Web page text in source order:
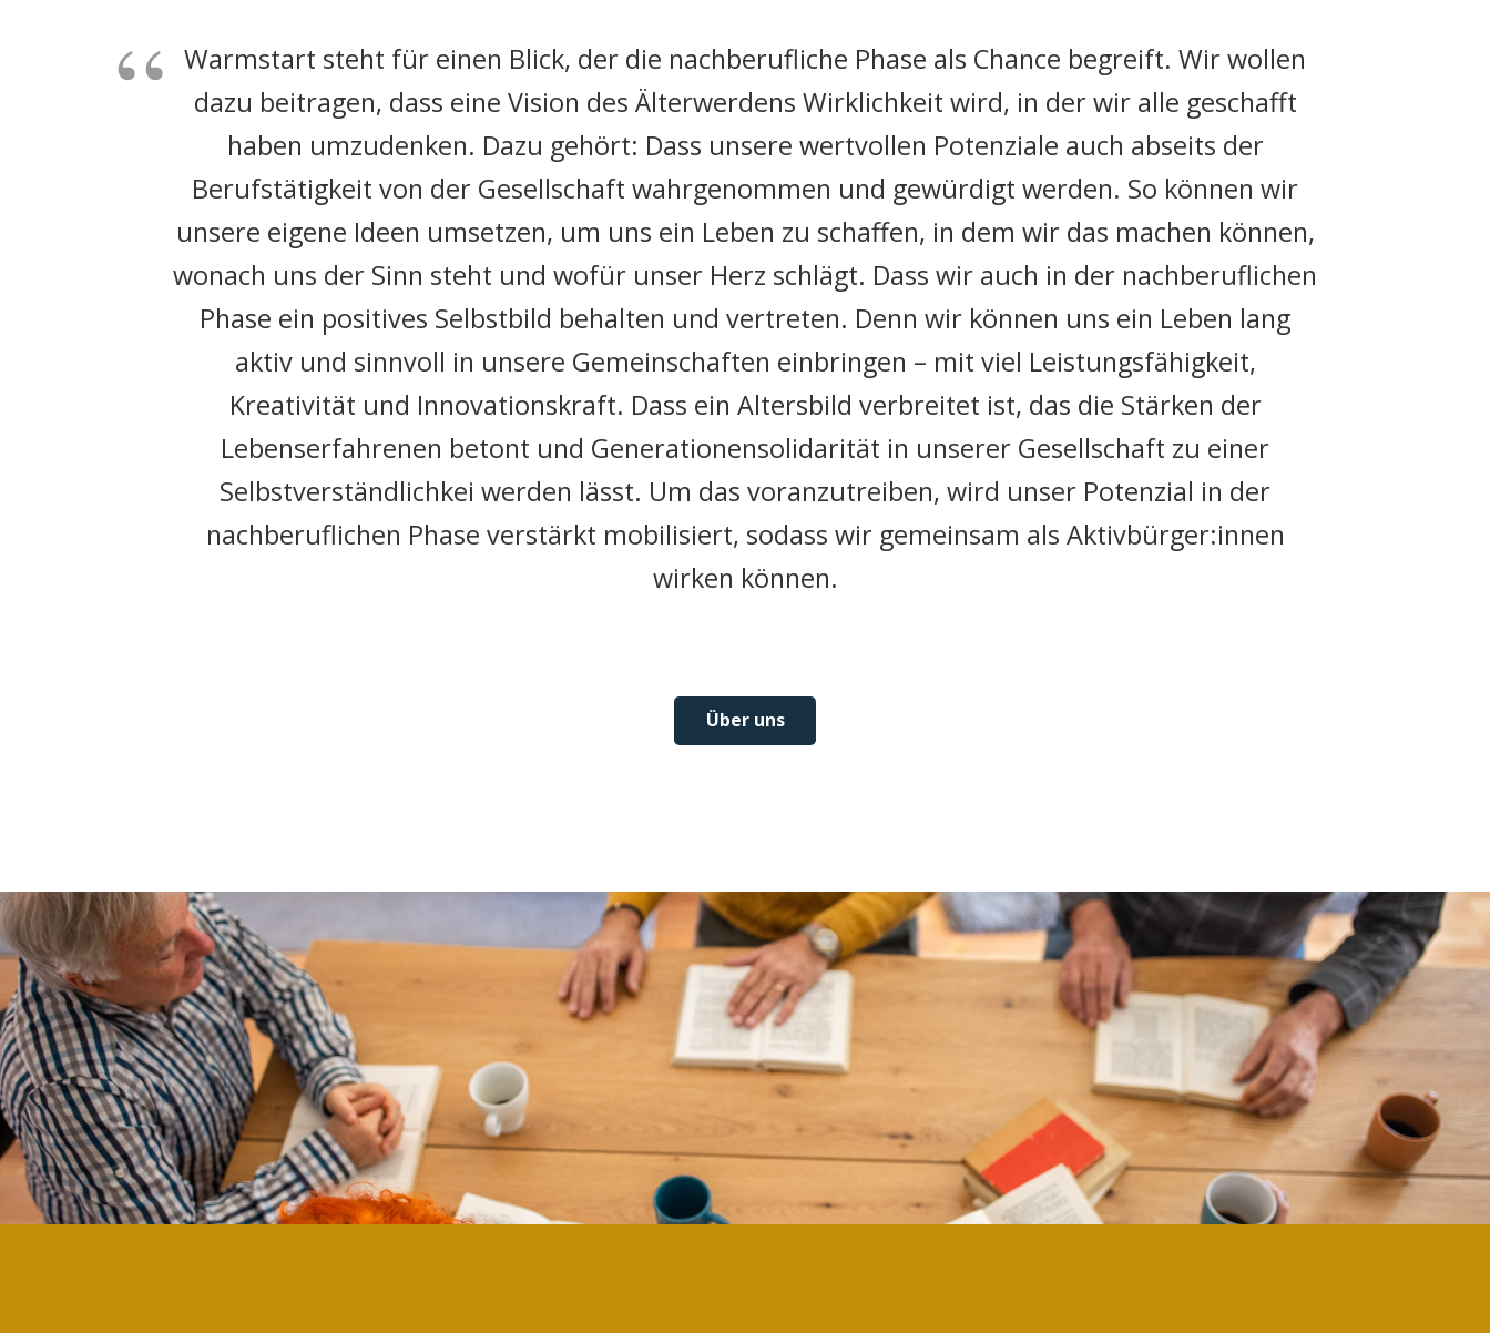
Warmstart steht für einen Blick, der die nachberufliche Phase als Chance begreift. Wir wollen
dazu beitragen, dass eine Vision des Älterwerdens Wirklichkeit wird, in der wir alle geschafft
haben umzudenken. Dazu gehört: Dass unsere wertvollen Potenziale auch abseits der
Berufstätigkeit von der Gesellschaft wahrgenommen und gewürdigt werden. So können wir
unsere eigene Ideen umsetzen, um uns ein Leben zu schaffen, in dem wir das machen können,
wonach uns der Sinn steht und wofür unser Herz schlägt. Dass wir auch in der nachberuflichen
Phase ein positives Selbstbild behalten und vertreten. Denn wir können uns ein Leben lang
aktiv und sinnvoll in unsere Gemeinschaften einbringen – mit viel Leistungsfähigkeit,
Kreativität und Innovationskraft. Dass ein Altersbild verbreitet ist, das die Stärken der
Lebenserfahrenen betont und Generationensolidarität in unserer Gesellschaft zu einer
Selbstverständlichkei werden lässt. Um das voranzutreiben, wird unser Potenzial in der
nachberuflichen Phase verstärkt mobilisiert, sodass wir gemeinsam als Aktivbürger:innen
wirken können.
Über uns